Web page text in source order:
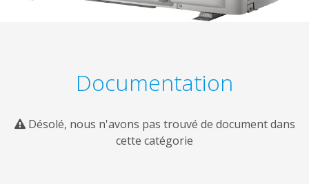
Documentation
Désolé, nous n'avons pas trouvé de document dans
cette catégorie